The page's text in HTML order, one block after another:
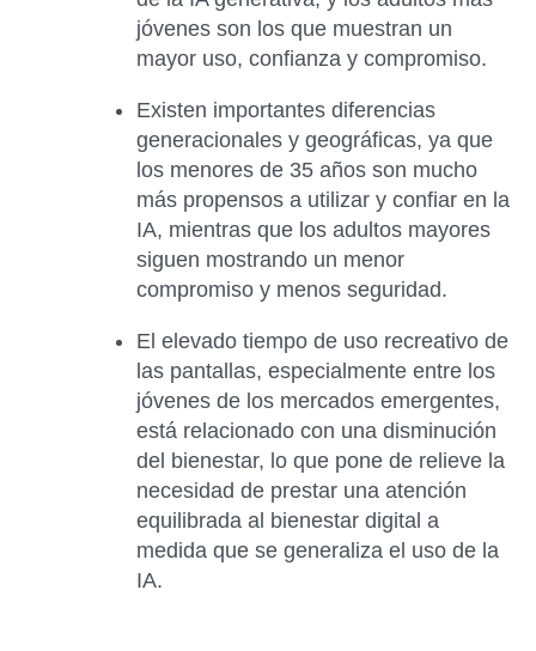
jóvenes son los que muestran un
mayor uso, confianza y compromiso.
Existen importantes diferencias
generacionales y geográficas, ya que
los menores de 35 años son mucho
más propensos a utilizar y confiar en la
IA, mientras que los adultos mayores
siguen mostrando un menor
compromiso y menos seguridad.
El elevado tiempo de uso recreativo de
las pantallas, especialmente entre los
jóvenes de los mercados emergentes,
está relacionado con una disminución
del bienestar, lo que pone de relieve la
necesidad de prestar una atención
equilibrada al bienestar digital a
medida que se generaliza el uso de la
IA.